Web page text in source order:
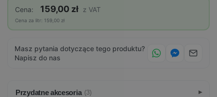
Cena: 159,00 zł z VAT
Cena za litr: 159,00 zł
Masz pytania dotyczące tego produktu?
Napisz do nas
Przydatne akcesoria (3)